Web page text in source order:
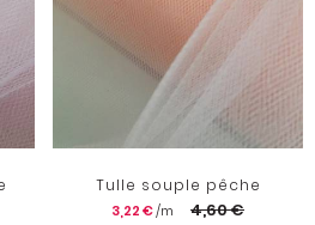
Tulle souple pêche
3,22 € 4,60 €